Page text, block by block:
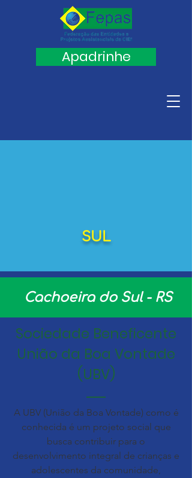
Apadrinhe
SUL
Cachoeira do Sul - RS
Sociedade Beneficente
União da Boa Vontade
(UBV)
A UBV (União da Boa Vontade) como é
conhecida é um projeto social que
busca contribuir para o
desenvolvimento integral de crianças e
adolescentes da comunidade,